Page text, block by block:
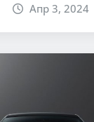
Апр 3, 2024